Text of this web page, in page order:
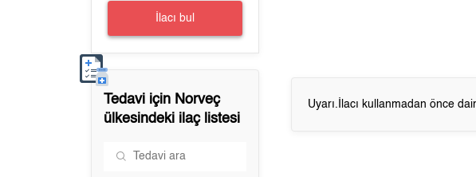
İlacı bul
Tedavi için Norveç
ülkesindeki ilaç listesi
Uyarı.İlacı kullanmadan önce